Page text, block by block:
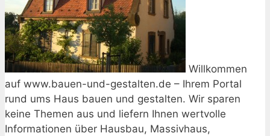
Willkommen
auf www.bauen-und-gestalten.de – Ihrem Portal
rund ums Haus bauen und gestalten. Wir sparen
keine Themen aus und liefern Ihnen wertvolle
Informationen über Hausbau, Massivhaus,